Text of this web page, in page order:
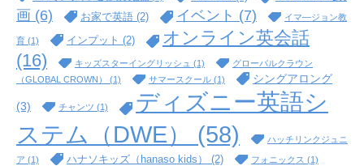
画 (6) お家で英語 (2) イベント (7) イマ―ジョン教
育 (1) インプット (2)
オンライン英会話
(16)
キッズスターイングリッシュ (1)
グローバルクラウン
（GLOBAL CROWN）
(1) サマースクール (1) シングアロング
(3) チャンツ (1)
ディズニー英語シ
ステム（DWE）
(58) ハッチリンクジュニ
ア (1) ハナソキッズ（hanaso kids） (2) フォニックス (1)